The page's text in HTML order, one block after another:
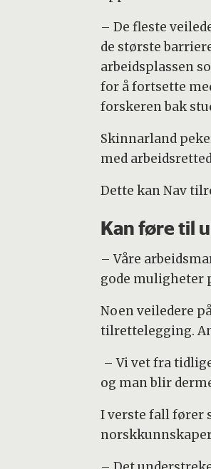
– De fleste
de største
arbeidsplassen
for å fortsette
forskeren bak
Skinnarland
med
Dette kan Nav
Kan føre til
– Våre
gode muligheter
Noen veiledere
tilrettelegging.
– Vi vet fra
og man blir
I verste fall fører